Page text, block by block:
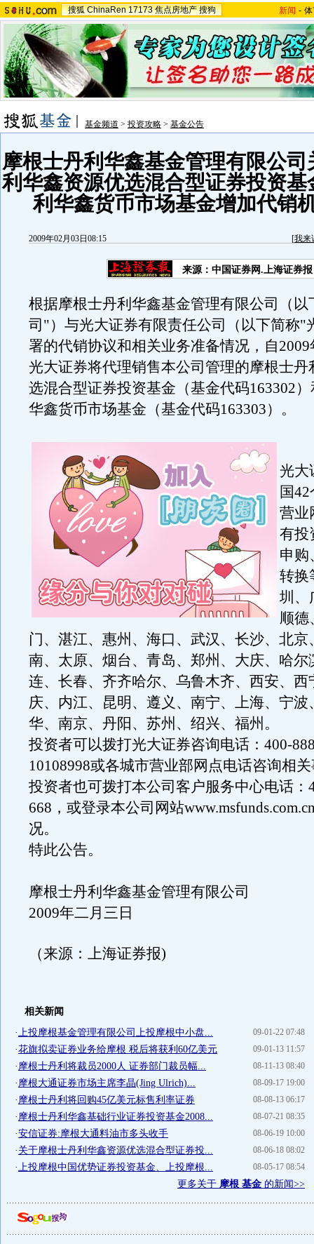
搜狐 ChinaRen 17173 焦点房地产 搜狗 新闻 -
基金频道 > 投资攻略 > 基金公告
摩根士丹利华鑫基金管理有限公
利华鑫资源优选混合型证券投资基
利华鑫货币市场基金增加代销
2009年02月03日08:15 [我来
来源：中国证券网.上海证券报
根据摩根士丹利华鑫基金管理有限公司（以
司"）与光大证券有限责任公司（以下简称"
署的代销协议和相关业务准备情况，自
光大证券将代理销售本公司管理的摩根士丹
选混合型证券投资基金（基金代码163302
华鑫货币市场基金（基金代码163303）。
光大
国
营业
有投
申购
转换
圳、
顺德
门、湛江、惠州、海口、武汉、长沙、北京
南、太原、烟台、青岛、郑州、大庆、哈尔
连、长春、齐齐哈尔、乌鲁木齐、西安、西
庆、内江、昆明、遵义、南宁、上海、宁波
华、南京、丹阳、苏州、绍兴、福州。
投资者可以拨打光大证券咨询电话：400-
10108998或各城市营业部网点电话咨询相
投资者也可拨打本公司客户服务中心电话：
668，或登录本公司网站
况。
特此公告。
摩根士丹利华鑫基金管理有限公司
2009年二月三日
（来源：上海证券报)
相关新闻
09-01-22 07:48
· 上投摩根基金管理有限公司上投摩根中小盘...
09-01-13 11:57
·花旗拟卖证券业务给摩根 税后将获利60亿美元
08-11-13 08:40
·摩根士丹利将裁员2000人 证券部门裁员幅...
08-09-17 19:00
·摩根大通证券市场主席李晶(Jing Ulrich)...
08-08-13 06:17
·摩根士丹利将回购45亿美元标售利率证券
08-07-21 08:35
·摩根士丹利华鑫基础行业证券投资基金2008...
08-06-19 10:00
·安信证券:摩根大通料油市多头收手
08-06-18 08:02
·关于摩根士丹利华鑫资源优选混合型证券投...
08-05-17 08:54
· 上投摩根中国优势证券投资基金、上投摩根...
更多关于 摩根 基金 的新闻>>